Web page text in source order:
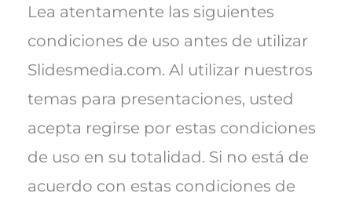
Lea atentamente las siguientes
condiciones de uso antes de utilizar
Slidesmedia.com. Al utilizar nuestros
temas para presentaciones, usted
acepta regirse por estas condiciones
de uso en su totalidad. Si no está de
acuerdo con estas condiciones de